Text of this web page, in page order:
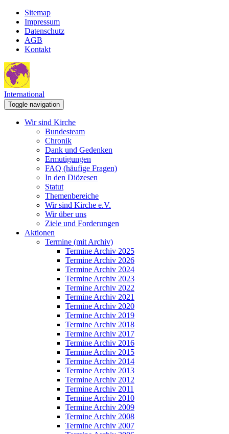
Sitemap
Impressum
Datenschutz
AGB
Kontakt
International
Toggle navigation
Wir sind Kirche
Bundesteam
Chronik
Dank und Gedenken
Ermutigungen
FAQ (häufige Fragen)
In den Diözesen
Statut
Themenbereiche
Wir sind Kirche e.V.
Wir über uns
Ziele und Forderungen
Aktionen
Termine (mit Archiv)
Termine Archiv 2025
Termine Archiv 2026
Termine Archiv 2024
Termine Archiv 2023
Termine Archiv 2022
Termine Archiv 2021
Termine Archiv 2020
Termine Archiv 2019
Termine Archiv 2018
Termine Archiv 2017
Termine Archiv 2016
Termine Archiv 2015
Termine Archiv 2014
Termine Archiv 2013
Termine Archiv 2012
Termine Archiv 2011
Termine Archiv 2010
Termine Archiv 2009
Termine Archiv 2008
Termine Archiv 2007